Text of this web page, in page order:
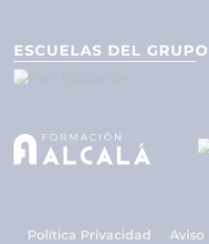
ESCUELAS DEL GRUPO
Política Privacidad
Aviso